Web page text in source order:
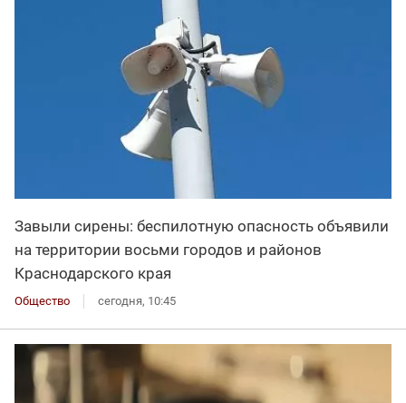
Завыли сирены: беспилотную опасность объявили
на территории восьми городов и районов
Краснодарского края
Общество сегодня, 10:45